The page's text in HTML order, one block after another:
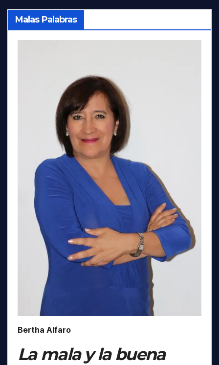
Malas Palabras
Bertha Alfaro
La mala y la buena